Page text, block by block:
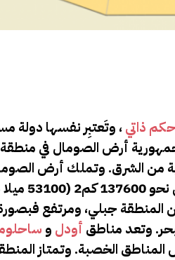
ذاتي، وتَعتبِر نفسها دولة
أرض الصومال في منطقة
ميلا).
أودل و ساحل
الخصبة. وتمتاز المنطقة